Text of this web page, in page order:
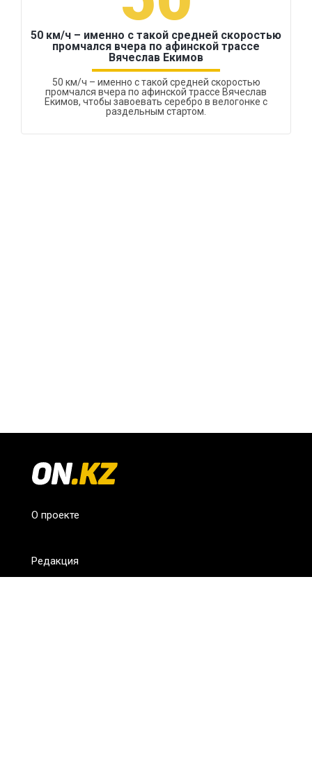
50 км/ч – именно с такой средней скоростью
промчался вчера по афинской трассе
Вячеслав Екимов
50 км/ч – именно с такой средней скоростью
промчался вчера по афинской трассе Вячеслав
Екимов, чтобы завоевать серебро в велогонке с
раздельным стартом.
О проекте
Редакция